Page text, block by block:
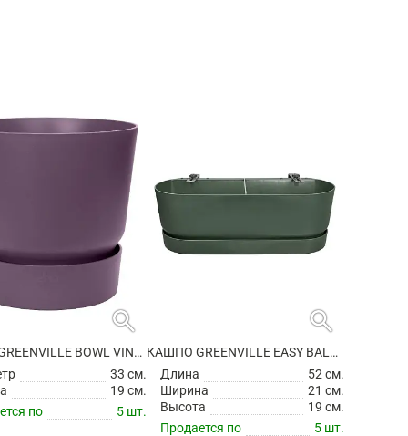
search
КАШПО GREENVILLE BOWL VINTAGE PLUM
33 см.
19 см.
по
5 шт.
search
КАШПО GREENVILLE EASY BALCONY LEAF GREEN
Длина
52 см.
Ширина
21 см.
Высота
19 см.
Продается по
5 шт.